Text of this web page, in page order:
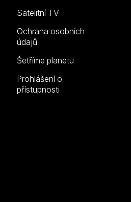
Satelitní TV
Ochrana osobních
údajů
Šetříme planetu
Prohlášení o
přístupnosti